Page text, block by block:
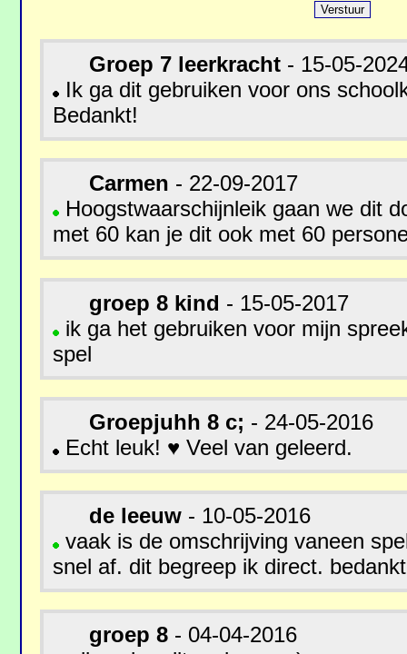
Groep 7 leerkracht - 15-05-
Ik ga dit gebruiken voor ons
Bedankt!
Carmen - 22-09-2017
Hoogstwaarschijnleik gaan we dit
met 60 kan je dit ook met 60
groep 8 kind - 15-05-2017
ik ga het gebruiken voor mijn
spel
Groepjuhh 8 c; - 24-05-2016
Echt leuk! ♥ Veel van geleerd.
de leeuw - 10-05-2016
vaak is de omschrijving vaneen
snel af. dit begreep ik direct.
groep 8 - 04-04-2016